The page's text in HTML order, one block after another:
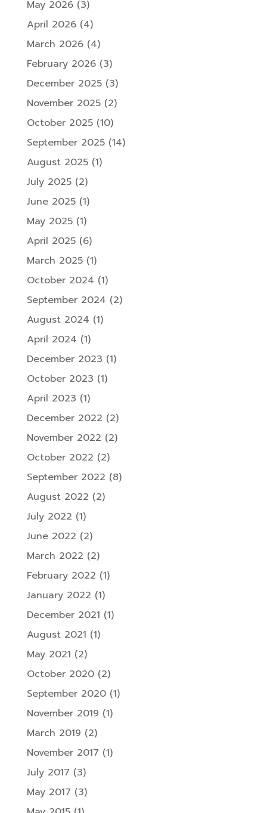
May 2026(3)
April 2026(4)
March 2026(4)
February 2026(3)
December 2025(3)
November 2025(2)
October 2025(10)
September 2025(14)
August 2025(1)
July 2025(2)
June 2025(1)
May 2025(1)
April 2025(6)
March 2025(1)
October 2024 (1)
September 2024 (2)
August 2024 (1)
April 2024 (1)
December 2023 (1)
October 2023 (1)
April 2023 (1)
December 2022 (2)
November 2022 (2)
October 2022 (2)
September 2022 (8)
August 2022 (2)
July 2022 (1)
June 2022 (2)
March 2022 (2)
February 2022 (1)
January 2022 (1)
December 2021 (1)
August 2021 (1)
May 2021 (2)
October 2020(2)
September 2020(1)
November 2019 (1)
March 2019 (2)
November 2017 (1)
July 2017 (3)
May 2017 (3)